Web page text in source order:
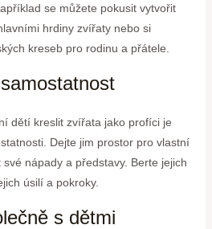
se můžete pokusit vytvořit
hrdiny zvířaty nebo si
kreseb pro rodinu a přátele.
dětí kreslit zvířata jako profíci je
Dejte jim prostor pro vlastní
nápady a představy. Berte jejich
úsilí a pokroky.
s dětmi